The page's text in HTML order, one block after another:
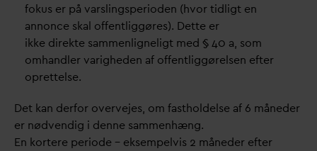
fokus er på varslingsperioden (hvor tidligt en
annonce skal offentliggøres). Dette er
ikke direkte sammenligneligt med § 40 a, som
omhandler varigheden af offentliggørelsen efter
oprettelse.
Det kan derfor overvejes, om fastholdelse af 6 måneder
er nødvendig i denne sammenhæng.
En kortere periode – eksempelvis 2 måneder efter